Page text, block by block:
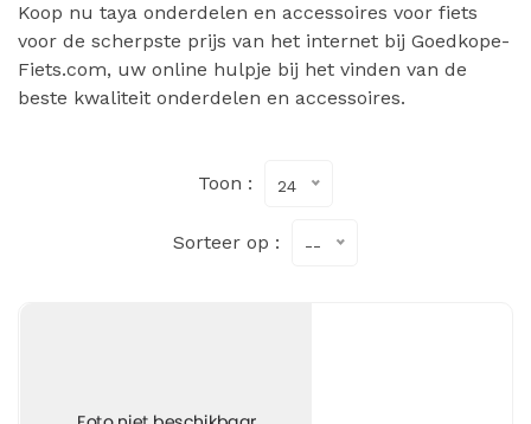
Koop nu taya onderdelen en accessoires voor fiets
voor de scherpste prijs van het internet bij Goedkope-
Fiets.com, uw online hulpje bij het vinden van de
beste kwaliteit onderdelen en accessoires.
Toon : 24
Sorteer op : --